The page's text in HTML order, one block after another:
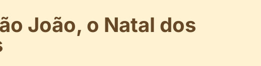
João, o Natal dos